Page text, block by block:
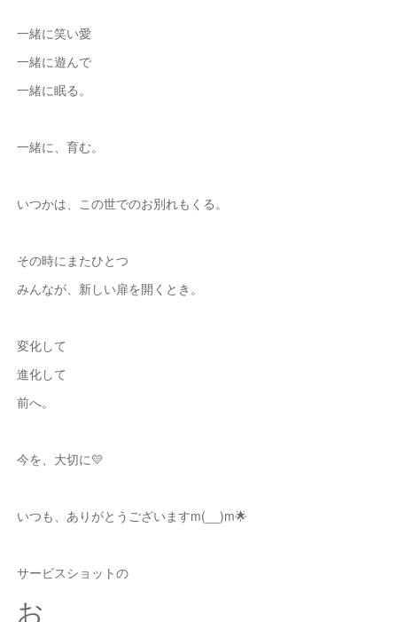
一緒に笑い愛
一緒に遊んで
一緒に眠る。
一緒に、育む。
いつかは、この世でのお別れもくる。
その時にまたひとつ
みんなが、新しい扉を開くとき。
変化して
進化して
前へ。
今を、大切に💛
いつも、ありがとうございますm(__)m🌟
サービスショットの
お